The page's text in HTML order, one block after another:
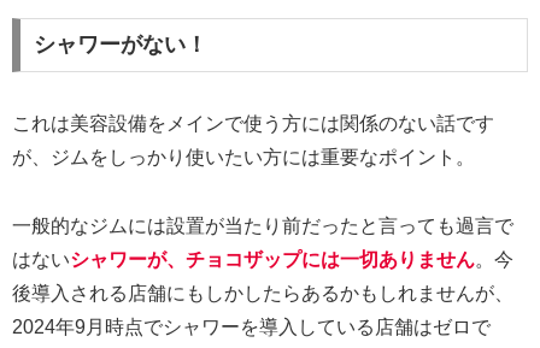
シャワーがない！
これは美容設備をメインで使う方には関係のない話です
が、ジムをしっかり使いたい方には重要なポイント。
一般的なジムには設置が当たり前だったと言っても過言で
はないシャワーが、チョコザップには一切ありません。今
後導入される店舗にもしかしたらあるかもしれませんが、
2024年9月時点でシャワーを導入している店舗はゼロで